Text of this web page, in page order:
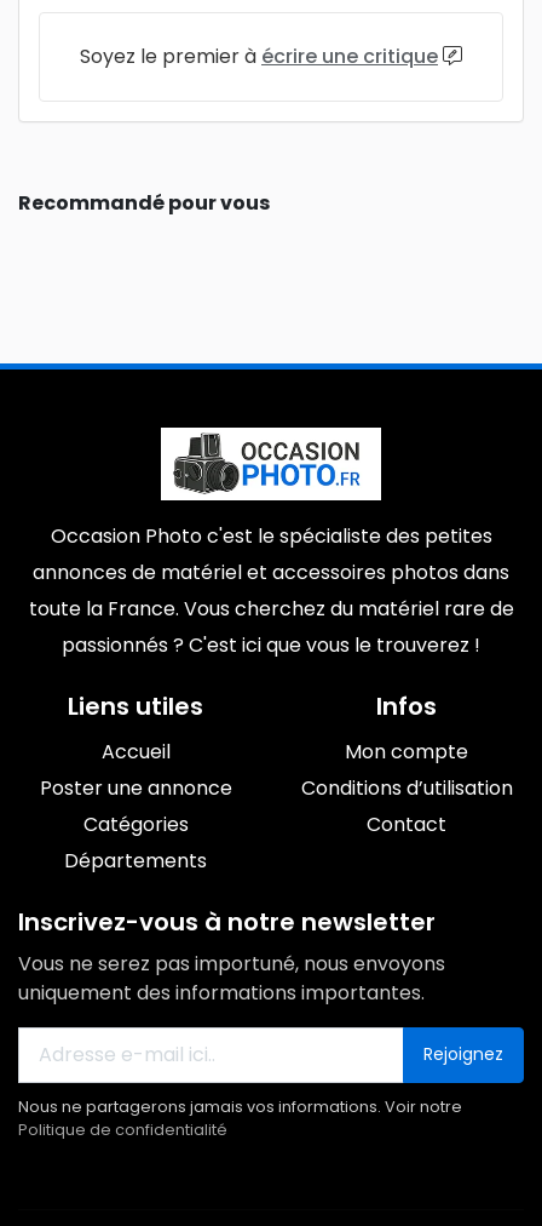
Soyez le premier à écrire une critique
Recommandé pour vous
Occasion Photo c'est le spécialiste des petites
annonces de matériel et accessoires photos dans
toute la France. Vous cherchez du matériel rare de
passionnés ? C'est ici que vous le trouverez !
Liens utiles
Accueil
Poster une annonce
Catégories
Départements
Infos
Mon compte
Conditions d’utilisation
Contact
Inscrivez-vous à notre newsletter
Vous ne serez pas importuné, nous envoyons
uniquement des informations importantes.
Rejoignez
Nous ne partagerons jamais vos informations. Voir notre
Politique de confidentialité